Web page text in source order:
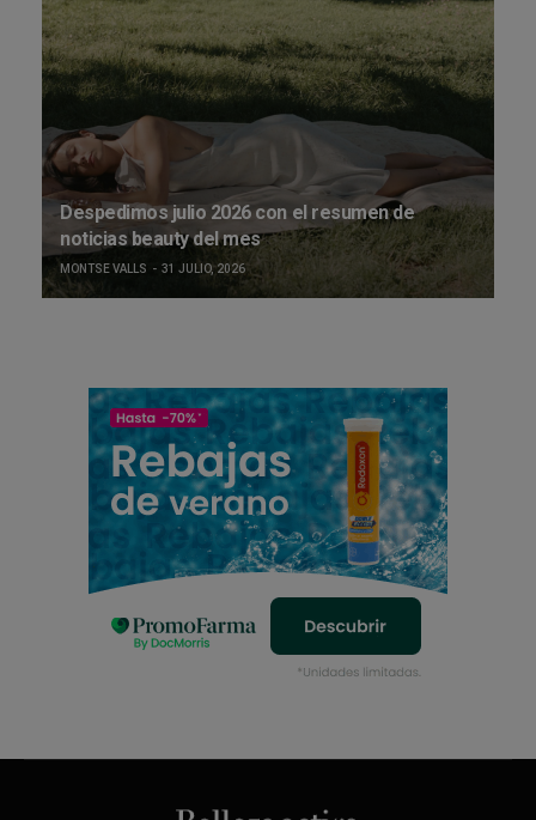
Despedimos julio 2026 con el resumen de
noticias beauty del mes
MONTSE VALLS 31 JULIO, 2026